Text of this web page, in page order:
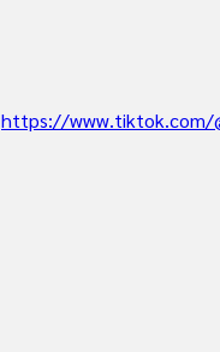
https://www.tiktok.com/